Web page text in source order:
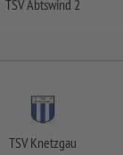
TSV Abtswind 2
TSV Knetzgau